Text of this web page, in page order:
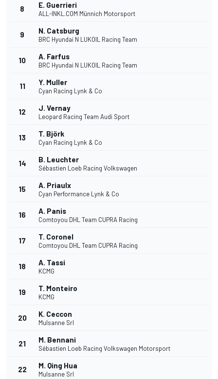
8 E. Guerrieri
ALL-INKL.COM Münnich Motorsport
9 N. Catsburg
BRC Hyundai N LUKOIL Racing Team
10 A. Farfus
BRC Hyundai N LUKOIL Racing Team
11 Y. Muller
Cyan Racing Lynk & Co
12 J. Vernay
Leopard Racing Team Audi Sport
13 T. Björk
Cyan Racing Lynk & Co
14 B. Leuchter
Sébastien Loeb Racing Volkswagen
15 A. Priaulx
Cyan Performance Lynk & Co
16 A. Panis
Comtoyou DHL Team CUPRA Racing
17 T. Coronel
Comtoyou DHL Team CUPRA Racing
18 A. Tassi
KCMG
19 T. Monteiro
KCMG
20 K. Ceccon
Mulsanne Srl
21 M. Bennani
Sébastien Loeb Racing Volkswagen Motorsport
22 M. Qing Hua
Mulsanne Srl